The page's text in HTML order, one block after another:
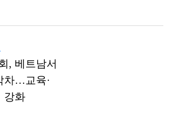
, 베트남서
차…교육·
강화